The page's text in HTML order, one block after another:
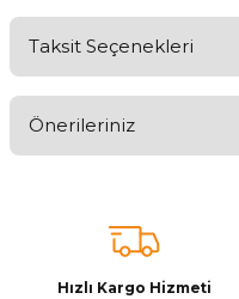
Taksit Seçenekleri
Önerileriniz
tarafımıza iletebilirsiniz.
Görüş ve önerileriniz için
Hızlı Kargo Hizmeti